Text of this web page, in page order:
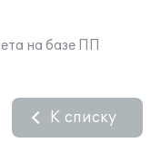
на базе ПП
К списку